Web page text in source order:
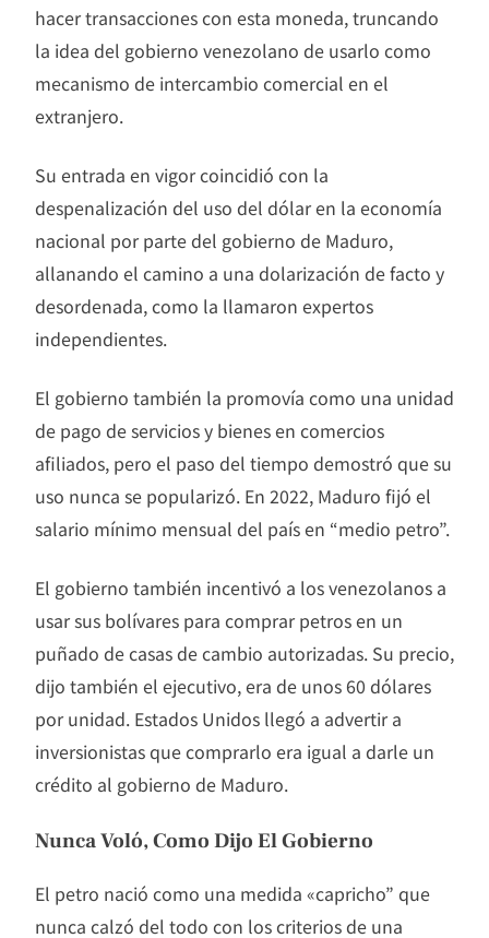
hacer transacciones con esta moneda, truncando
la idea del gobierno venezolano de usarlo como
mecanismo de intercambio comercial en el
extranjero.
Su entrada en vigor coincidió con la
despenalización del uso del dólar en la economía
nacional por parte del gobierno de Maduro,
allanando el camino a una dolarización de facto y
desordenada, como la llamaron expertos
independientes.
El gobierno también la promovía como una unidad
de pago de servicios y bienes en comercios
afiliados, pero el paso del tiempo demostró que su
uso nunca se popularizó. En 2022, Maduro fijó el
salario mínimo mensual del país en “medio petro”.
El gobierno también incentivó a los venezolanos a
usar sus bolívares para comprar petros en un
puñado de casas de cambio autorizadas. Su precio,
dijo también el ejecutivo, era de unos 60 dólares
por unidad. Estados Unidos llegó a advertir a
inversionistas que comprarlo era igual a darle un
crédito al gobierno de Maduro.
Nunca Voló, Como Dijo El Gobierno
El petro nació como una medida «capricho” que
nunca calzó del todo con los criterios de una